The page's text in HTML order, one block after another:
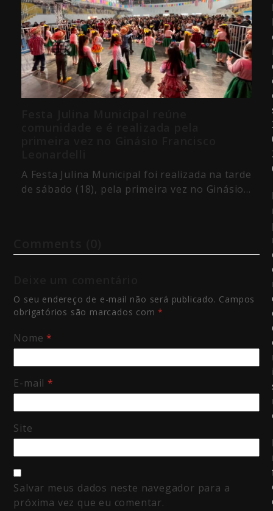
A Festa Julina Municipal foi realizada na tarde
de sábado (18), pela primeira vez no Ginásio…
O seu endereço de e-mail não será publicado. Campos
obrigatórios são marcados com*
Nome*
E-mail*
Site
Salvar meus dados neste navegador para a
próxima vez que eu comentar.